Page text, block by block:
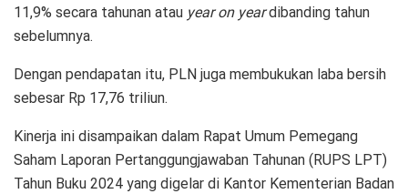
11,9% secara tahunan atau year on yeardibanding tahun
sebelumnya.
Dengan pendapatan itu, PLN juga membukukan laba bersih
sebesar Rp 17,76 triliun.
Kinerja ini disampaikan dalam Rapat Umum Pemegang
Saham Laporan Pertanggungjawaban Tahunan (RUPS LPT)
Tahun Buku 2024 yang digelar di Kantor Kementerian Badan